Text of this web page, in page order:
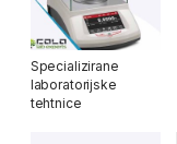
Specializirane
laboratorijske
tehtnice